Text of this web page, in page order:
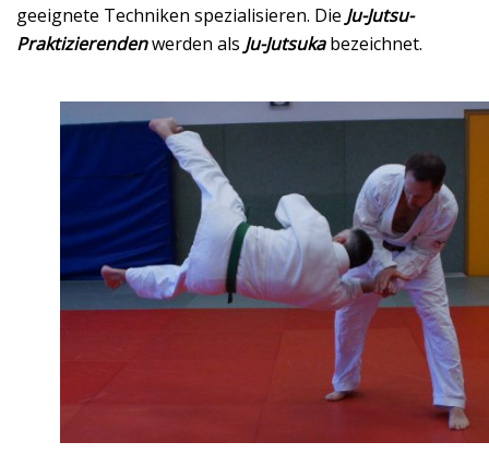
geeignete Techniken spezialisieren. Die Ju-Jutsu-
Praktizierendenwerden als Ju-Jutsukabezeichnet.